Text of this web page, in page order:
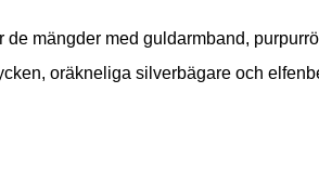
de mängder med guldarmband,
oräkneliga silverbägare och